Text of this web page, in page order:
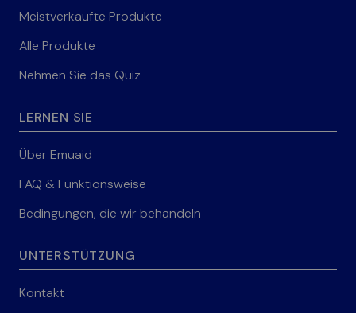
Meistverkaufte Produkte
Alle Produkte
Nehmen Sie das Quiz
LERNEN SIE
Über Emuaid
FAQ & Funktionsweise
Bedingungen, die wir behandeln
UNTERSTÜTZUNG
Kontakt